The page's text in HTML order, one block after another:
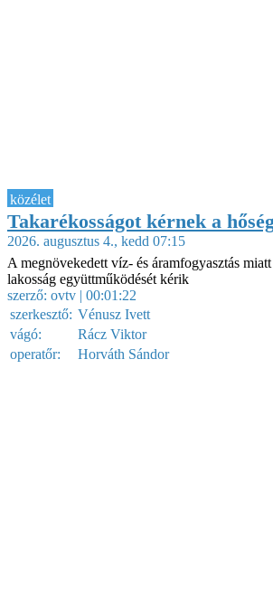
közélet
Takarékosságot kérnek a
2026. augusztus 4., kedd 07:15
A megnövekedett víz- és áramfogyasztás
lakosság együttműködését kérik
szerző: ovtv | 00:01:22
szerkesztő: Vénusz Ivett
vágó:
Rácz Viktor
operatőr:
Horváth Sándor